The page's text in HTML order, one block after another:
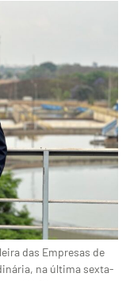
das Empresas de
na última sexta-